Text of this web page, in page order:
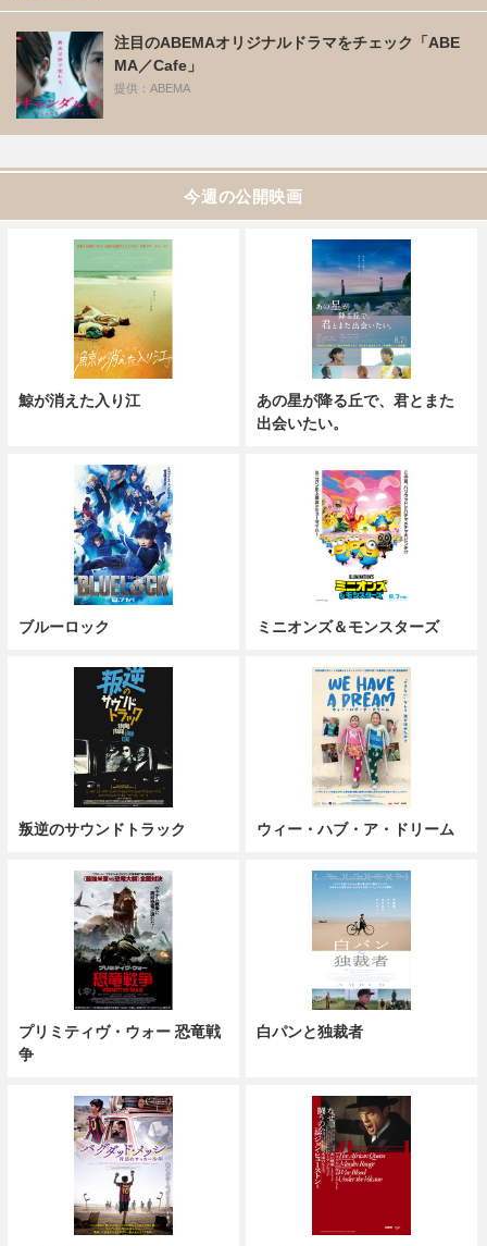
注目のABEMAオリジナルドラマをチェック「ABE
MA／Cafe」
提供：ABEMA
今週の公開映画
鯨が消えた入り江
あの星が降る丘で、君とまた
出会いたい。
ブルーロック ミニオンズ＆モンスターズ
叛逆のサウンドトラック ウィー・ハブ・ア・ドリーム
プリミティヴ・ウォー 恐竜戦
争
白パンと独裁者